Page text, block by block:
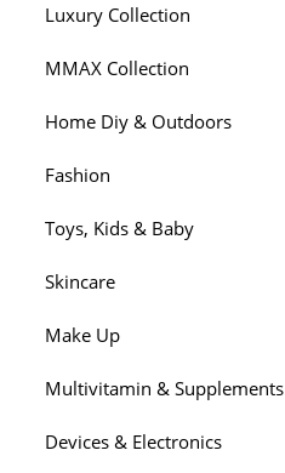
Luxury Collection
MMAX Collection
Home Diy & Outdoors
Fashion
Toys, Kids & Baby
Skincare
Make Up
Multivitamin & Supplements
Devices & Electronics